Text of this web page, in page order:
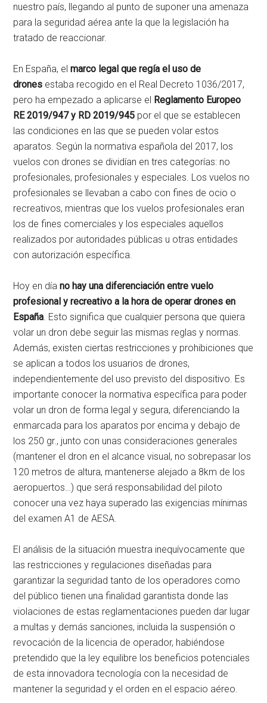
nuestro país, llegando al punto de suponer una amenaza
para la seguridad aérea ante la que la legislación ha
tratado de reaccionar.
En España, elmarco legal que regía el uso de
drones estaba recogido en el Real Decreto 1036/2017,
pero ha empezado a aplicarse el Reglamento Europeo
RE 2019/947 y RD 2019/945 por el que se establecen
las condiciones en las que se pueden volar estos
aparatos. Según la normativa española del 2017, los
vuelos con drones se dividían en tres categorías: no
profesionales, profesionales y especiales. Los vuelos no
profesionales se llevaban a cabo con fines de ocio o
recreativos, mientras que los vuelos profesionales eran
los de fines comerciales y los especiales aquellos
realizados por autoridades públicas u otras entidades
con autorización específica.
Hoy en díano hay una diferenciación entre vuelo
profesional y recreativo a la hora de operar drones en
España . Esto significa que cualquier persona que quiera
volar un dron debe seguir las mismas reglas y normas.
Además, existen ciertas restricciones y prohibiciones que
se aplican a todos los usuarios de drones,
independientemente del uso previsto del dispositivo. Es
importante conocer la normativa específica para poder
volar un dron de forma legal y segura, diferenciando la
enmarcada para los aparatos por encima y debajo de
los 250 gr., junto con unas consideraciones generales
(mantener el dron en el alcance visual, no sobrepasar los
120 metros de altura, mantenerse alejado a 8km de los
aeropuertos…) que será responsabilidad del piloto
conocer una vez haya superado las exigencias mínimas
del examen A1 de AESA.
El análisis de la situación muestra inequívocamente que
las restricciones y regulaciones diseñadas para
garantizar la seguridad tanto de los operadores como
del público tienen una finalidad garantista donde las
violaciones de estas reglamentaciones pueden dar lugar
a multas y demás sanciones, incluida la suspensión o
revocación de la licencia de operador, habiéndose
pretendido que la ley equilibre los beneficios potenciales
de esta innovadora tecnología con la necesidad de
mantener la seguridad y el orden en el espacio aéreo.